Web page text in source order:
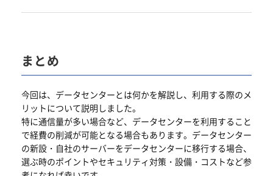
まとめ
今回は、データセンターとは何かを解説し、利用する際のメ
リットについて説明しました。
特に通信量が多い場合など、データセンターを利用すること
で経費の削減が可能となる場合もあります。データセンター
の新設・自社のサーバーをデータセンターに移行する場合、
選ぶ時のポイントやセキュリティ対策・設備・コストなど参